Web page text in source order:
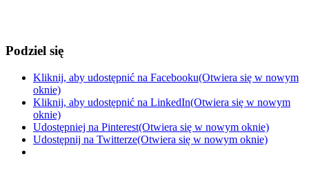
Podziel się
Kliknij, aby udostępnić na Facebooku(Otwiera się w nowym
oknie)
Kliknij, aby udostępnić na LinkedIn(Otwiera się w nowym
oknie)
Udostępniej na Pinterest(Otwiera się w nowym oknie)
Udostępnij na Twitterze(Otwiera się w nowym oknie)